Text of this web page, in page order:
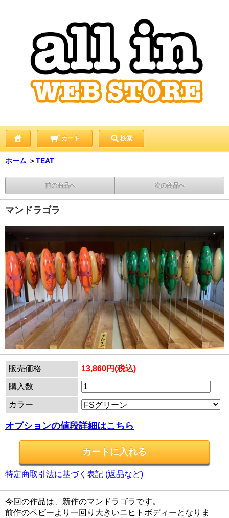
カート 検索
ホーム ＞TEAT
前の商品へ 次の商品へ
マンドラゴラ
販売価格 13,860円(税込)
購入数
カラー
オプションの値段詳細はこちら
特定商取引法に基づく表記 (返品など)
今回の作品は、新作のマンドラゴラです。
前作のベビーより一回り大きいニヒトボディーとなりま